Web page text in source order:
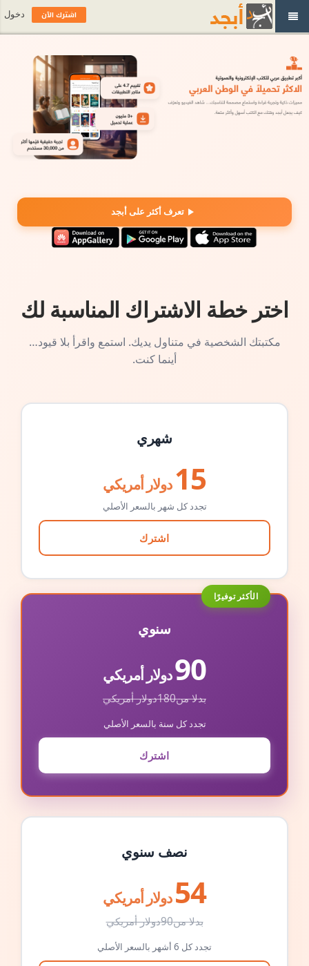
تعرف أكثر على أبجد
اختر خطة الاشتراك المناسبة لك
مكتبتك الشخصية في متناول يديك. استمع واقرأ بلا قيود…
أينما كنت.
شهري
15 دولار أمريكي
تجدد كل شهر بالسعر الأصلي
اشترك
الأكثر توفيرًا
سنوي
90دولار أمريكي
بدلا من180دولار أمريكي
تجدد كل سنة بالسعر الأصلي
اشترك
نصف سنوي
54 دولار أمريكي
بدلا من90دولار أمريكي
تجدد كل 6 أشهر بالسعر الأصلي
اشترك الآن دخول